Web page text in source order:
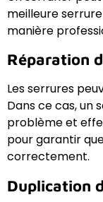
meilleure
manière
Réparation
Les serrures
Dans ce cas, un
problème et
pour garantir
correctement.
Duplication